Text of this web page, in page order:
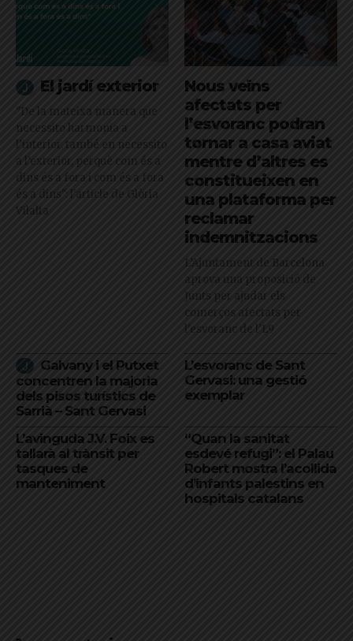
El jardí exterior
"De la mateixa manera que
necessito harmonia a
l’interior, també en necessito
a l’exterior, perquè com és a
dins és a fora i com és a fora
és a dins": l'article de Glòria
Vilalta
Nous veïns
afectats per
l’esvoranc podran
tornar a casa aviat
mentre d’altres es
constitueixen en
una plataforma per
reclamar
indemnitzacions
L’Ajuntament de Barcelona
aprova una proposició de
Junts per ajudar els
comerços afectats per
l'esvoranc de l'L9
Galvany i el Putxet
concentren la majoria
dels pisos turístics de
Sarrià – Sant Gervasi
L’esvoranc de Sant
Gervasi: una gestió
exemplar
L’avinguda J.V. Foix es
tallarà al trànsit per
tasques de
manteniment
“Quan la sanitat
esdevé refugi”: el Palau
Robert mostra l’acollida
d’infants palestins en
hospitals catalans